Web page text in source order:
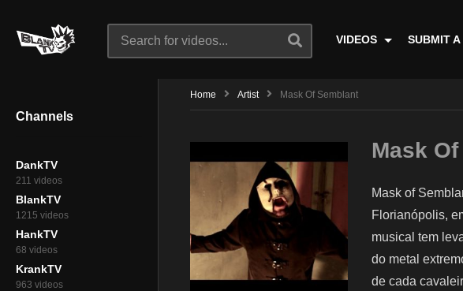
VIDEOS SUBMIT A
Channels
DankTV
211 videos
BlankTV
1215 videos
HankTV
68 videos
KrankTV
963 videos
Home Artist Mask Of Semblant
Mask
Mask of
Florianópolis,
musical tem
do metal
de cada